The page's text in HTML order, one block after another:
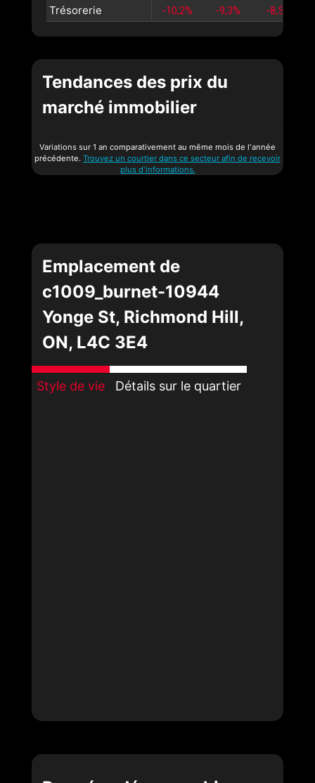
Trésorerie -10,2% -9,3% -8,5%
Tendances des prix du
marché immobilier
Variations sur 1 an comparativement au même mois de l'année
précédente. Trouvez un courtier dans ce secteur afin de recevoir
plus d'informations.
Emplacement de
c1009_burnet-10944
Yonge St, Richmond Hill,
ON, L4C 3E4
Style de vie Détails sur le quartier